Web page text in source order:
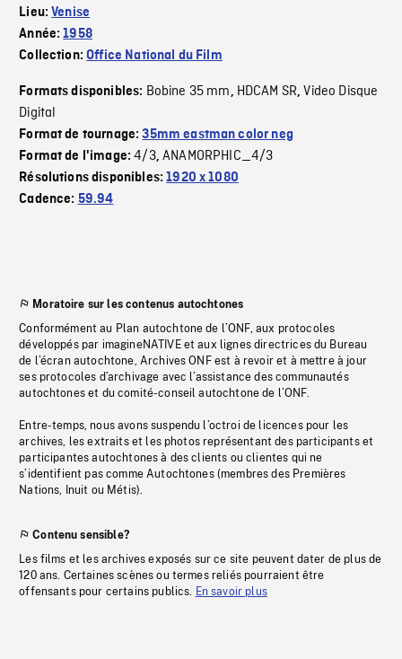
Lieu:Venise
Année:1958
Collection:Office National du Film
Formats disponibles: Bobine 35 mm, HDCAM SR,Video Disque
Digital
Format de tournage:35mm eastman color neg
Format de l'image:4/3,ANAMORPHIC_4/3
Résolutions disponibles:1920 x 1080
Cadence: 59.94
Moratoire sur les contenus autochtones
Conformément au Plan autochtone de l’ONF, aux protocoles
développés par imagineNATIVE et aux lignes directrices du Bureau
de l’écran autochtone, Archives ONF est à revoir et à mettre à jour
ses protocoles d’archivage avec l’assistance des communautés
autochtones et du comité-conseil autochtone de l’ONF.
Entre-temps, nous avons suspendu l’octroi de licences pour les
archives, les extraits et les photos représentant des participants et
participantes autochtones à des clients ou clientes qui ne
s’identifient pas comme Autochtones (membres des Premières
Nations, Inuit ou Métis).
Contenu sensible?
Les films et les archives exposés sur ce site peuvent dater de plus de
120 ans. Certaines scènes ou termes reliés pourraient être
offensants pour certains publics. En savoir plus